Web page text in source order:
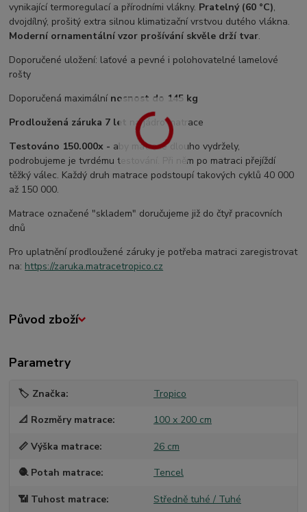
vynikající termoregulací a přírodními vlákny. Pratelný (60 °C),
dvojdílný, prošitý extra silnou klimatizační vrstvou dutého vlákna.
Moderní ornamentální vzor prošívání skvěle drží tvar.
Doporučené uložení: laťové a pevné i polohovatelné lamelové
rošty
Doporučená maximální nosnost do 145 kg
Prodloužená záruka 7 let
na jádro matrace
Testováno 150.000x - aby matrace dlouho vydržely,
podrobujeme je tvrdému testování. Při něm po matraci přejíždí
těžký válec. Každý druh matrace podstoupí takových cyklů 40 000
až 150 000.
Matrace označené "skladem" doručujeme již do čtyř pracovních
dnů
Pro uplatnění prodloužené záruky je potřeba matraci zaregistrovat
na: https://zaruka.matracetropico.cz
Původ zboží
Parametry
🏷️ Značka Tropico
📐 Rozměry matrace 100 x 200 cm
📏 Výška matrace 26 cm
🧶 Potah matrace Tencel
📶 Tuhost matrace Středně tuhé / Tuhé